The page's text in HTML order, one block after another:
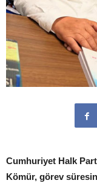
Cumhuriyet Halk
Kömür, görev